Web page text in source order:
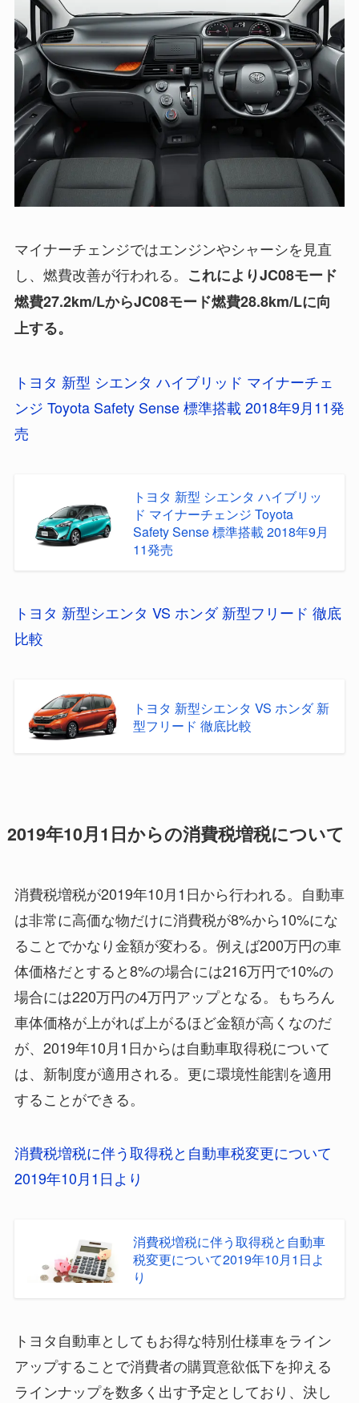
マイナーチェンジではエンジンやシャーシを見直
し、燃費改善が行われる。 これによりJC08モード
燃費27.2km/LからJC08モード燃費28.8km/Lに向
上する。
トヨタ 新型 シエンタ ハイブリッド マイナーチェ
ンジ Toyota Safety Sense 標準搭載 2018年9月11発
売
トヨタ 新型 シエンタ ハイブリッ
ド マイナーチェンジ Toyota
Safety Sense 標準搭載 2018年9月
11発売
トヨタ 新型シエンタ VS ホンダ 新型フリード 徹底
比較
トヨタ 新型シエンタ VS ホンダ 新
型フリード 徹底比較
2019年10月1日からの消費税増税について
消費税増税が2019年10月1日から行われる。自動車
は非常に高価な物だけに消費税が8%から10%にな
ることでかなり金額が変わる。例えば200万円の車
体価格だとすると8%の場合には216万円で10%の
場合には220万円の4万円アップとなる。もちろん
車体価格が上がれば上がるほど金額が高くなのだ
が、2019年10月1日からは自動車取得税について
は、新制度が適用される。更に環境性能割を適用
することができる。
消費税増税に伴う取得税と自動車税変更について
2019年10月1日より
消費税増税に伴う取得税と自動車
税変更について2019年10月1日よ
り
トヨタ自動車としてもお得な特別仕様車をライン
アップすることで消費者の購買意欲低下を抑える
ラインナップを数多く出す予定としており、決し